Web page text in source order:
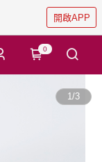
開啟APP
0
1/3